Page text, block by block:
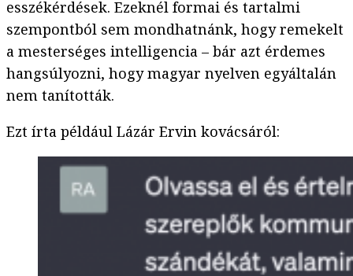
esszékérdések. Ezeknél formai és tartalmi
szempontból sem mondhatnánk, hogy remekelt
a mesterséges intelligencia – bár azt érdemes
hangsúlyozni, hogy magyar nyelven egyáltalán
nem tanították.
Ezt írta például Lázár Ervin kovácsáról: